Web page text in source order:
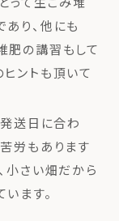
り、他にも
肥の講習もして
ントも頂いて
送日に合わ
労もあります
小さい畑だから
ます。